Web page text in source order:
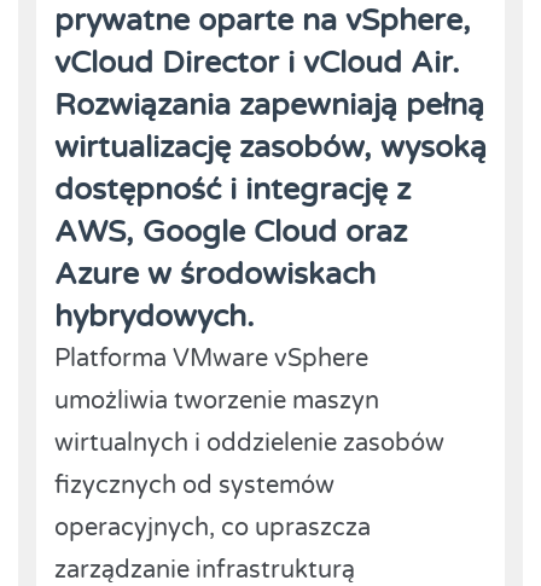
prywatne oparte na vSphere,
vCloud Director i vCloud Air.
Rozwiązania zapewniają pełną
wirtualizację zasobów, wysoką
dostępność i integrację z
AWS, Google Cloud oraz
Azure w środowiskach
hybrydowych.
Platforma VMware vSphere
umożliwia tworzenie maszyn
wirtualnych i oddzielenie zasobów
fizycznych od systemów
operacyjnych, co upraszcza
zarządzanie infrastrukturą